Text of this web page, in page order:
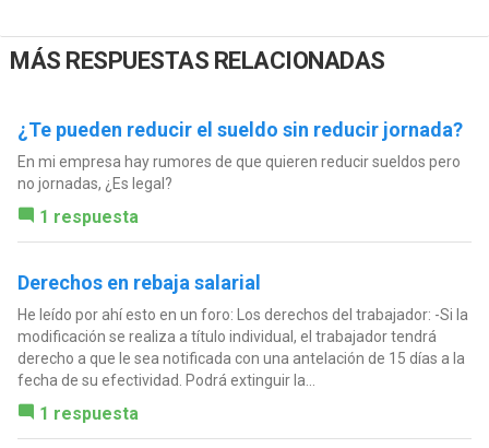
MÁS RESPUESTAS RELACIONADAS
¿Te pueden reducir el sueldo sin reducir jornada?
En mi empresa hay rumores de que quieren reducir sueldos pero
no jornadas, ¿Es legal?
1 respuesta
Derechos en rebaja salarial
He leído por ahí esto en un foro: Los derechos del trabajador: -Si la
modificación se realiza a título individual, el trabajador tendrá
derecho a que le sea notificada con una antelación de 15 días a la
fecha de su efectividad. Podrá extinguir la...
1 respuesta